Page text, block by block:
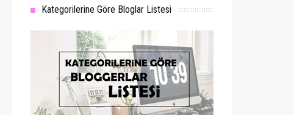
Kategorilerine Göre Bloglar Listesi